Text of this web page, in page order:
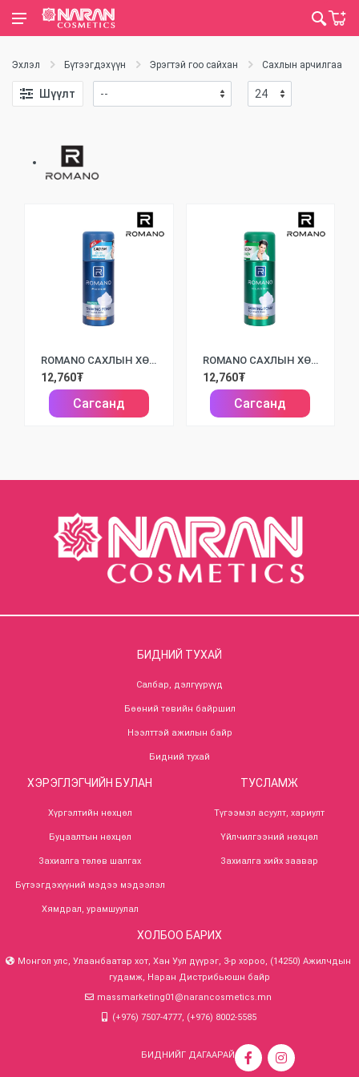
Эхлэл Бүтээгдэхүүн Эрэгтэй гоо сайхан Сахлын арчилгаа
Шүүлт
ROMANO САХЛЫН ХӨӨС FORCE /175МЛ/
12,760₮
Сагсанд
ROMANO САХЛЫН ХӨӨС CLASSIC /175МЛ/
12,760₮
Сагсанд
БИДНИЙ ТУХАЙ
Салбар, дэлгүүрүүд
Бөөний төвийн байршил
Нээлттэй ажилын байр
Бидний тухай
ХЭРЭГЛЭГЧИЙН БУЛАН
Хүргэлтийн нөхцөл
Буцаалтын нөхцөл
Захиалга төлөв шалгах
Бүтээгдэхүүний мэдээ мэдээлэл
Хямдрал, урамшуулал
ТУСЛАМЖ
Түгээмэл асуулт, хариулт
Үйлчилгээний нөхцөл
Захиалга хийх заавар
ХОЛБОО БАРИХ
Монгол улс, Улаанбаатар хот, Хан Уул дүүрэг, 3-р хороо, (14250) Ажилчдын
гудамж, Наран Дистрибьюшн байр
massmarketing01@narancosmetics.mn
(+976) 7507-4777, (+976) 8002-5585
БИДНИЙГ ДАГААРАЙ